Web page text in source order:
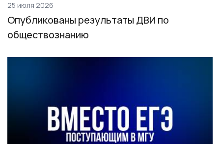
25 июля 2026
Опубликованы результаты ДВИ по
обществознанию